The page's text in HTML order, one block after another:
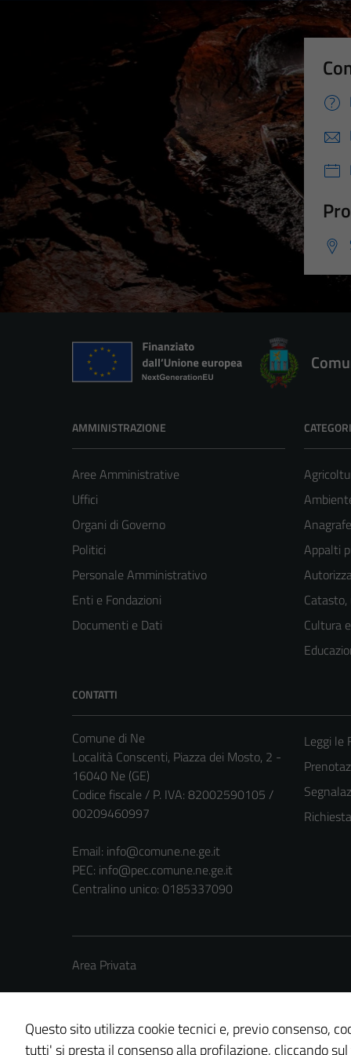
AMMINISTRAZIONE
Aree Amministrative
Uffici
Organi di Governo
Politici
Personale Amministrativo
Enti e Fondazioni
Documenti e Dati
Appalti
Catasto,
Cultura
CONTATTI
Comune di Ne
Località Conscenti, Piazza dei Mosto, 2 -
16040 Ne (GE)
Codice fiscale / P. IVA: 82002590105 /
00209460997
Email: info@comune.ne.ge.it
PEC: info@pec.comune.ne.ge.it
Centralino unico: 0185337090
Leggi le
Area Privata
Questo sito utilizza cookie tecnici e, previo consenso,
tutti' si presta il consenso alla profilazione, cliccando